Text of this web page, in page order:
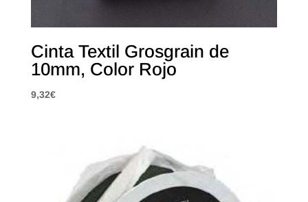
Cinta Textil Grosgrain de
10mm, Color Rojo
9,32€